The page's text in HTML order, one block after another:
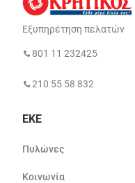
Εξυπηρέτηση πελατών
801 11 232425
210 55 58 832
ΕΚΕ
Πυλώνες
Κοινωνία